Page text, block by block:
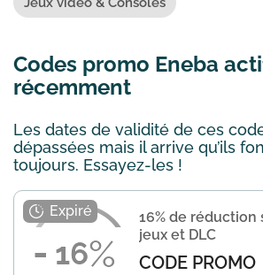
Codes promo Eneba
récemment
Les dates de validité de ces
dépassées mais il arrive qu’ils
toujours. Essayez-les !
16
16% de réduction
jeux et DLC
CODE PROMO